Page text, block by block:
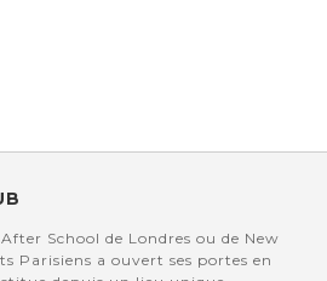
School de Londres ou de New
Parisiens a ouvert ses portes en